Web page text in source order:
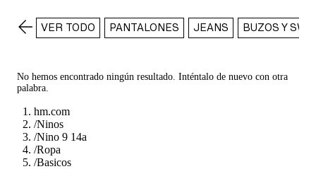
VER TODO PANTALONES JEANS BUZOS Y
No hemos encontrado ningún resultado. Inténtalo de nuevo con otra
palabra.
hm.com
/Ninos
/Nino 9 14a
/Ropa
/Basicos